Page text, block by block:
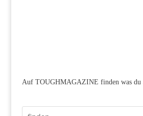
Auf TOUGHMAGAZINE finden was du